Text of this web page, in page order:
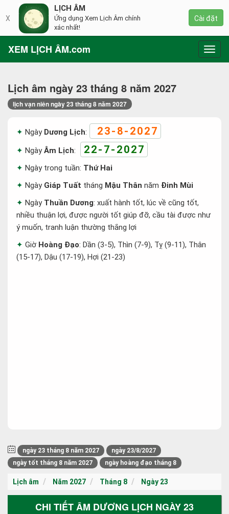
XEM LỊCH ÂM.com
Lịch âm ngày 23 tháng 8 năm 2027
lịch vạn niên ngày 23 tháng 8 năm 2027
Ngày Dương Lịch: 23-8-2027
NgàyÂm Lịch: 22-7-2027
Ngày trong tuần: Thứ Hai
Ngày Giáp Tuất tháng Mậu Thân năm Đinh Mùi
Ngày Thuần Dương: xuất hành tốt, lúc về cũng tốt,
nhiều thuận lợi, được người tốt giúp đỡ, cầu tài được như
ý muốn, tranh luận thường thắng lợi
Giờ Hoàng Đạo: Dần (3-5), Thìn (7-9), Tỵ (9-11), Thân
(15-17), Dậu (17-19), Hợi (21-23)
ngày 23 tháng 8 năm 2027
ngày 23/8/2027
ngày tốt tháng 8 năm 2027
ngày hoàng đạo tháng 8
Lịch âm Năm 2027 Tháng 8 Ngày 23
CHI TIẾT ÂM DƯƠNG LỊCH NGÀY 23
X
LỊCH ÂM
Ứng dụng Xem Lịch Âm chính
xác nhất!
Cài đặt